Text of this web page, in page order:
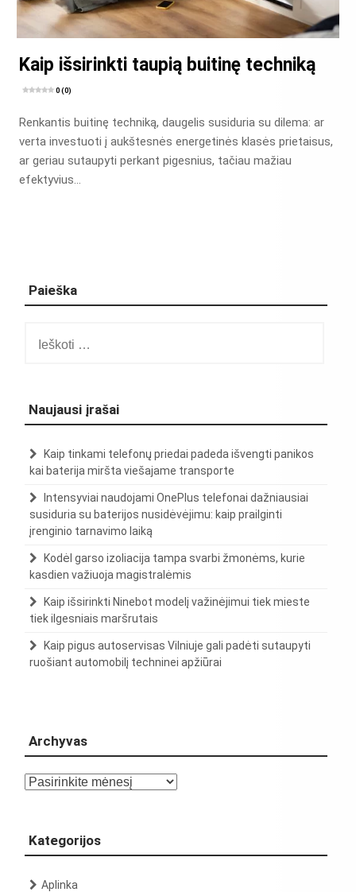
Kaip išsirinkti taupią buitinę techniką
0 (0)
Renkantis buitinę techniką, daugelis susiduria su dilema: ar
verta investuoti į aukštesnės energetinės klasės prietaisus,
ar geriau sutaupyti perkant pigesnius, tačiau mažiau
efektyvius…
Paieška
Naujausi įrašai
Kaip tinkami telefonų priedai padeda išvengti panikos
kai baterija miršta viešajame transporte
Intensyviai naudojami OnePlus telefonai dažniausiai
susiduria su baterijos nusidėvėjimu: kaip prailginti
įrenginio tarnavimo laiką
Kodėl garso izoliacija tampa svarbi žmonėms, kurie
kasdien važiuoja magistralėmis
Kaip išsirinkti Ninebot modelį važinėjimui tiek mieste
tiek ilgesniais maršrutais
Kaip pigus autoservisas Vilniuje gali padėti sutaupyti
ruošiant automobilį techninei apžiūrai
Archyvas
Archyvas
Kategorijos
Aplinka